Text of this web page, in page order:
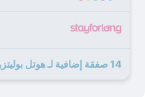
14 صفقة إضافية لـ هوتل بوليتزر برشلونة